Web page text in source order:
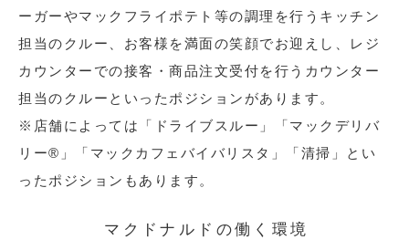
ーガーやマックフライポテト等の調理を行うキッチン
担当のクルー、お客様を満面の笑顔でお迎えし、レジ
カウンターでの接客・商品注文受付を行うカウンター
担当のクルーといったポジションがあります。
※店舗によっては「ドライブスルー」「マックデリバ
リー®︎」「マックカフェバイバリスタ」「清掃」とい
ったポジションもあります。
マクドナルドの働く環境